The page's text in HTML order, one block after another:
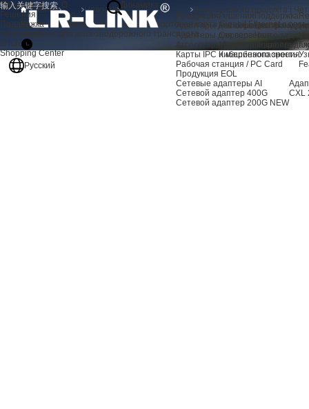
Продукция
Адаптеры для серверов AI
Адаптеры для серверов
Аксессуары для сервера
Карты IPC и машинного зрения
Рабочая станция / PC Card
Продукция EOL
Сетевые адаптеры AI
Сетевой адаптер 400G
Сетевой адаптер 200G NEW
CXL
Решения
Расширение
Сервер
Машинное зрение
Кибербезопасность
Поддержка
Центр
Часто
Продукция
Решения
Поддержка
Resources
О нас
Shopping Center
Русский
Главная О
нас
Новости Динамика
продукта
Выпуск нового продукта | Четырехпортовая карта Gigabit Ethernet с
решение для железнодорожного транспорта